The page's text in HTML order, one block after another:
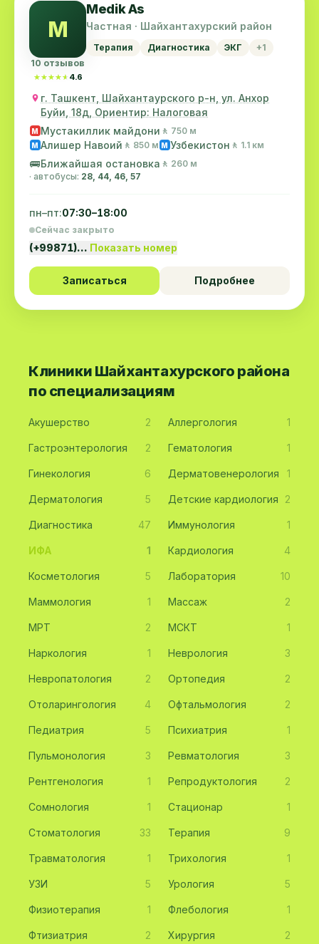
M
10 отзывов
★★★★★
★★★★★ 4.6
Medik As
Частная · Шайхантахурский район
Терапия Диагностика ЭКГ +1
г. Ташкент, Шайхантаурского р-н, ул. Анхор
Буйи, 18д, Ориентир: Налоговая
M Мустакиллик майдони 🚶 750 м
M Алишер Навоий 🚶 850 м M Узбекистон 🚶 1.1 км
🚌Ближайшая остановка 🚶 260 м
· автобусы: 28, 44, 46, 57
пн–пт:07:30–18:00
Сейчас закрыто
(+99871)… Показать номер
Записаться Подробнее
Клиники Шайхантахурского района
по специализациям
Акушерство 2 Аллергология 1
Гастроэнтерология 2 Гематология 1
Гинекология 6 Дерматовенерология 1
Дерматология 5 Детские кардиология 2
Диагностика 47 Иммунология 1
ИФА 1 Кардиология 4
Косметология 5 Лаборатория 10
Маммология 1 Массаж 2
МРТ 2 МСКТ 1
Наркология 1 Неврология 3
Невропатология 2 Ортопедия 2
Отоларингология 4 Офтальмология 2
Педиатрия 5 Психиатрия 1
Пульмонология 3 Ревматология 3
Рентгенология 1 Репродуктология 2
Сомнология 1 Стационар 1
Стоматология 33 Терапия 9
Травматология 1 Трихология 1
УЗИ 5 Урология 5
Физиотерапия 1 Флебология 1
Фтизиатрия 2 Хирургия 2